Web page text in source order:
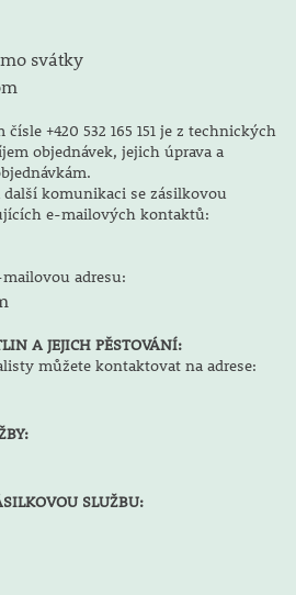
svátky
+420 532 165 151 je z technických
objednávek, jejich úprava a
další komunikaci se zásilkovou
e-mailových kontaktů:
adresu:
A JEJICH PĚSTOVÁNÍ:
můžete kontaktovat na adrese:
SLUŽBU: